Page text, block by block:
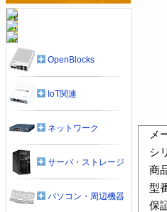
メ
シ
商
型
保
OpenBlocks
IoT関連
ネットワーク
サーバ・ストレージ
パソコン・周辺機器